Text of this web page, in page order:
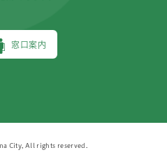
窓口案内
City, All rights reserved.